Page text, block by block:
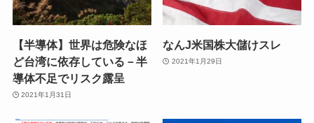
【半導体】世界は危険なほ
ど台湾に依存している－半
導体不足でリスク露呈
2021年1月31日
なんJ米国株大儲けスレ
2021年1月29日